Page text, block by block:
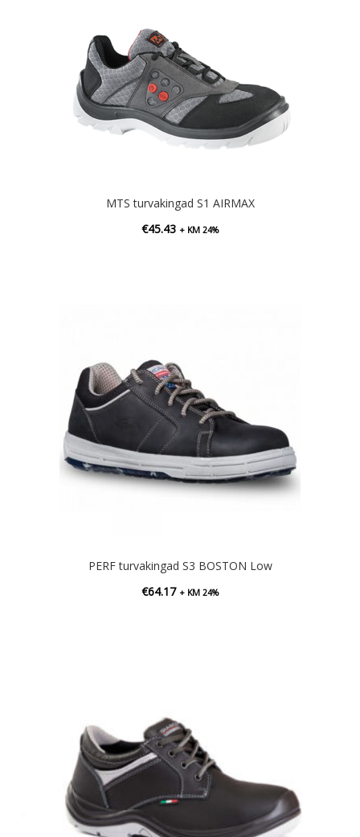
MTS turvakingad S1 AIRMAX
€45.43 + KM 24%
PERF turvakingad S3 BOSTON Low
€64.17 + KM 24%